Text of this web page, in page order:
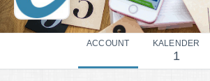
ACCOUNT KALENDER
1